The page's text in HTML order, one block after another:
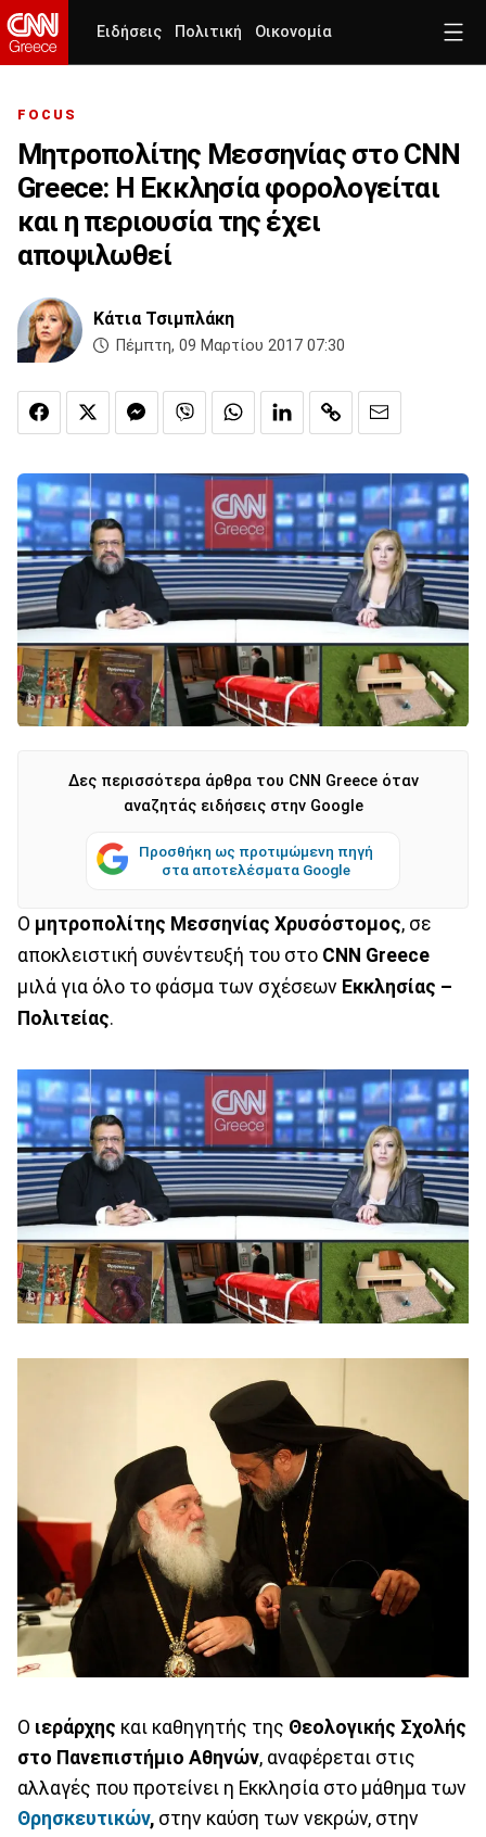
Ειδήσεις Πολιτική Οικονομία
FOCUS
Μητροπολίτης Μεσσηνίας στο CNN
Greece: Η Εκκλησία φορολογείται
και η περιουσία της έχει
αποψιλωθεί
Κάτια Τσιμπλάκη
Πέμπτη, 09 Μαρτίου 2017 07:30
Δες περισσότερα άρθρα του CNN Greece όταν
αναζητάς ειδήσεις στην Google
Προσθήκη ως προτιμώμενη πηγή
στα αποτελέσματα Google
Ο μητροπολίτης Μεσσηνίας Χρυσόστομος, σε
αποκλειστική συνέντευξή του στο CNN Greece
μιλά για όλο το φάσμα των σχέσεων Εκκλησίας –
Πολιτείας.
O ιεράρχης και καθηγητής της Θεολογικής Σχολής
στο Πανεπιστήμιο Αθηνών, αναφέρεται στις
αλλαγές που προτείνει η Εκκλησία στο μάθημα των
Θρησκευτικών, στην καύση των νεκρών, στην